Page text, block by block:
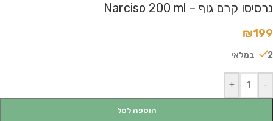
נרסיסו קרם גוף – Narciso 200 ml
₪199
2 במלאי
-
+
הוספה לסל